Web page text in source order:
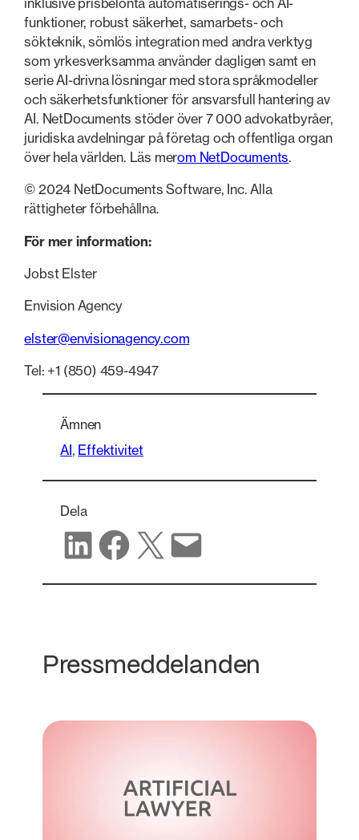
funktioner, robust säkerhet, samarbets- och
sökteknik, sömlös integration med andra verktyg
som yrkesverksamma använder dagligen samt en
serie AI-drivna lösningar med stora språkmodeller
och säkerhetsfunktioner för ansvarsfull hantering av
AI. NetDocuments stöder över 7 000 advokatbyråer,
juridiska avdelningar på företag och offentliga organ
över hela världen. Läs merom NetDocuments.
© 2024 NetDocuments Software, Inc. Alla
rättigheter förbehållna.
För mer information:
Jobst Elster
Envision Agency
elster@envisionagency.com
Tel: +1 (850) 459-4947
Ämnen
AI , Effektivitet
Dela
Dela på LinkedIn
Dela på Facebook
Dela på X Dela via e-post
Pressmeddelanden